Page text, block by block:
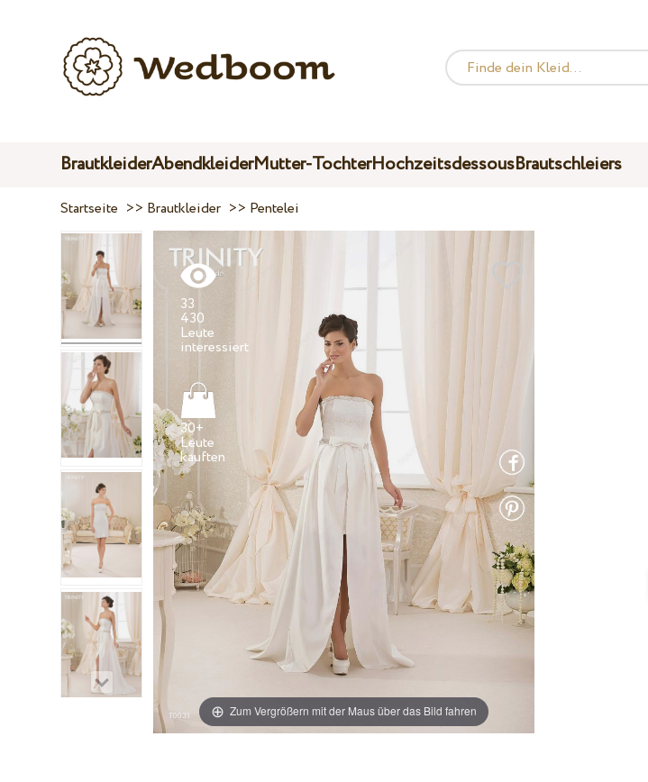
BrautkleiderAbendkleiderMutter-TochterHochzeitsdessousBrautschleiers
Startseite >> Brautkleider >> Pentelei
Zum Vergrößern mit der Maus über das Bild fahren
33
430
Leute
30+
Leute